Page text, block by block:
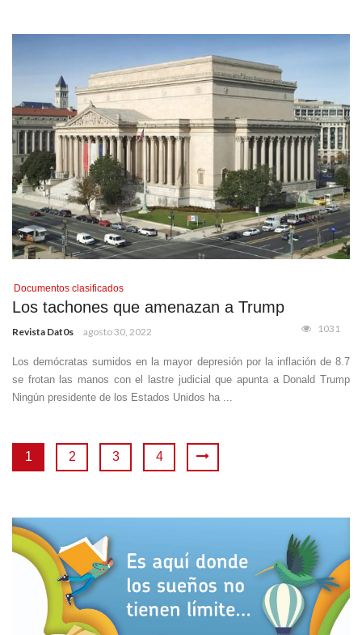
Documentos clasificados
Los tachones que amenazan a Trump
Revista Dat0s agosto 30, 2022 1031
Los demócratas sumidos en la mayor depresión por la inflación de 8.7
se frotan las manos con el lastre judicial que apunta a Donald Trump
Ningún presidente de los Estados Unidos ha ...
1 2 3 4